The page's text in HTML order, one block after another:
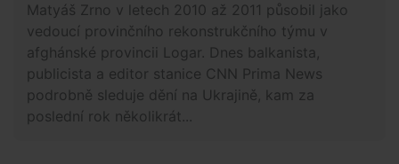
Matyáš Zrno v letech 2010 až 2011 působil jako
vedoucí provinčního rekonstrukčního týmu v
afghánské provincii Logar. Dnes balkanista,
publicista a editor stanice CNN Prima News
podrobně sleduje dění na Ukrajině, kam za
poslední rok několikrát...